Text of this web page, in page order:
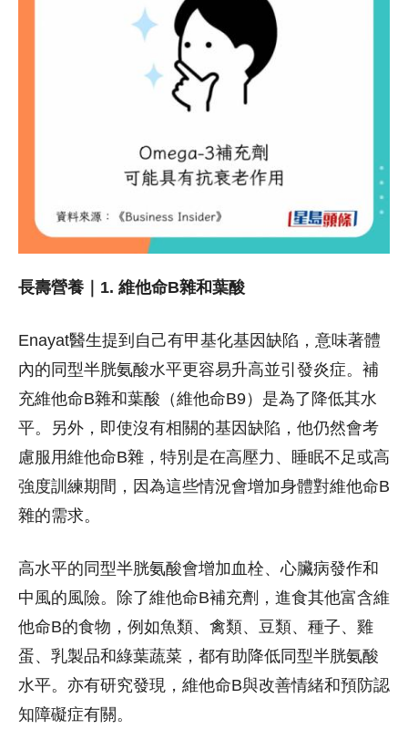
長壽營養｜1. 維他命B雜和葉酸
Enayat醫生提到自己有甲基化基因缺陷，意味著體
內的同型半胱氨酸水平更容易升高並引發炎症。補
充維他命B雜和葉酸（維他命B9）是為了降低其水
平。另外，即使沒有相關的基因缺陷，他仍然會考
慮服用維他命B雜，特別是在高壓力、睡眠不足或高
強度訓練期間，因為這些情況會增加身體對維他命B
雜的需求。
高水平的同型半胱氨酸會增加血栓、心臟病發作和
中風的風險。除了維他命B補充劑，進食其他富含維
他命B的食物，例如魚類、禽類、豆類、種子、雞
蛋、乳製品和綠葉蔬菜，都有助降低同型半胱氨酸
水平。亦有研究發現，維他命B與改善情緒和預防認
知障礙症有關。